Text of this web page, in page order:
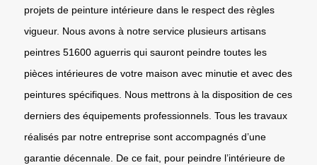
projets de peinture intérieure dans le respect des règles
vigueur. Nous avons à notre service plusieurs artisans
peintres 51600 aguerris qui sauront peindre toutes les
pièces intérieures de votre maison avec minutie et avec des
peintures spécifiques. Nous mettrons à la disposition de ces
derniers des équipements professionnels. Tous les travaux
réalisés par notre entreprise sont accompagnés d’une
garantie décennale. De ce fait, pour peindre l’intérieure de